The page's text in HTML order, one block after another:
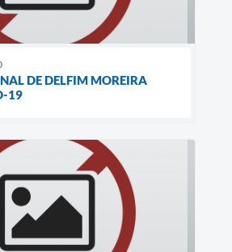
DE DELFIM MOREIRA
19